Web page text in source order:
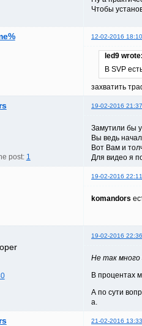
Чтобы
12-02-2016
led9 wrote:
В SVP
захватить
19-02-2016
post: 1
Замутили бы
Вы ведь
Вот Вам и
Для видео я
19-02-2016
komandors
19-02-2016
Не так много
В процентах
А по сути
а.
21-02-2016